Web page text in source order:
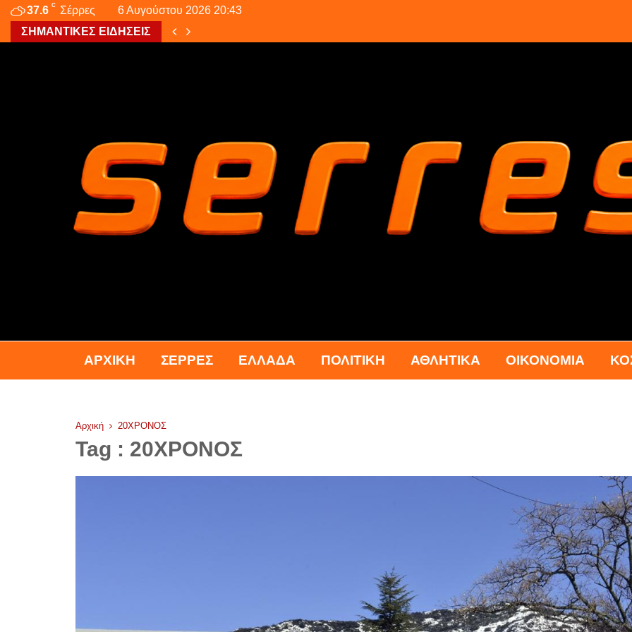
37.6 C Σέρρες
6 Αυγούστου 2026 20:43
ΣΗΜΑΝΤΙΚΕΣ ΕΙΔΗΣΕΙΣ
ΑΡΧΙΚΉ ΣΕΡΡΕΣ ΕΛΛΑΔΑ ΠΟΛΙΤΙΚΗ ΑΘΛΗΤΙΚΑ ΟΙΚΟΝΟΜΙΑ
Αρχική 20ΧΡΟΝΟΣ
Tag : 20ΧΡΟΝΟΣ